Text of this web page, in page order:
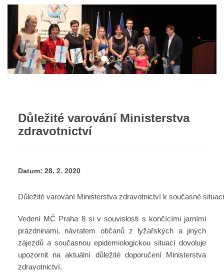
Důležité varování Ministerstva
zdravotnictví
Datum: 28. 2. 2020
Důležité varování Ministerstva zdravotnictví k současné situaci
Vedení MČ Praha 8 si v souvislosti s končícími jarními
prázdninami, návratem občanů z lyžařských a jiných
zájezdů a současnou epidemiologickou situací dovoluje
upozornit na aktuální důležité doporučení Ministerstva
zdravotnictví.